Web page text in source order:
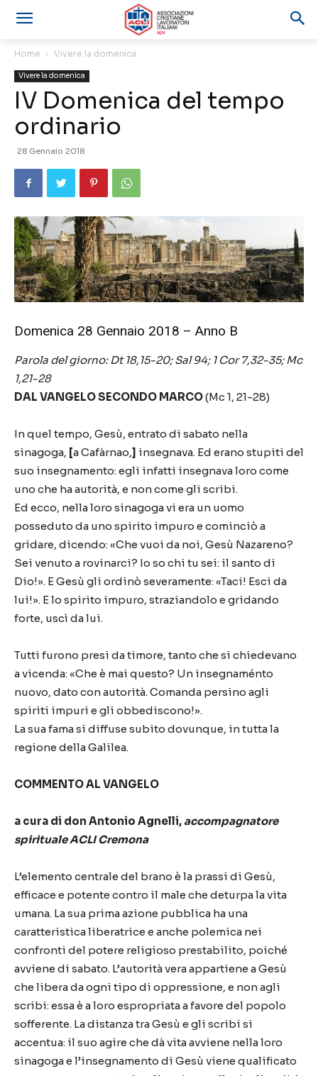
Home Vivere la domenica
Vivere la domenica
IV Domenica del tempo
ordinario
28 Gennaio 2018
Domenica 28 Gennaio 2018 – Anno B
Parola del giorno:Dt 18,15-20;Sal 94; 1 Cor 7,32-35;Mc
1,21-28
DAL VANGELO SECONDO MARCO(Mc 1, 21-28)
In quel tempo, Gesù, entrato di sabato nella
sinagoga, [a Cafàrnao,] insegnava. Ed erano stupiti del
suo insegnamento: egli infatti insegnava loro come
uno che ha autorità, e non come gli scribi.
Ed ecco, nella loro sinagoga vi era un uomo
posseduto da uno spirito impuro e cominciò a
gridare, dicendo: «Che vuoi da noi, Gesù Nazareno?
Sei venuto a rovinarci? Io so chi tu sei: il santo di
Dio!». E Gesù gli ordinò severamente: «Taci! Esci da
lui!». E lo spirito impuro, straziandolo e gridando
forte, uscì da lui.
Tutti furono presi da timore, tanto che si chiedevano
a vicenda: «Che è mai questo? Un insegnaménto
nuovo, dato con autorità. Comanda persino agli
spiriti impuri e gli obbediscono!».
La sua fama si diffuse subito dovunque, in tutta la
regione della Galilea.
COMMENTO AL VANGELO
a cura di don Antonio Agnelli, accompagnatore
spirituale ACLI Cremona
L’elemento centrale del brano è la prassi di Gesù,
efficace e potente contro il male che deturpa la vita
umana. La sua prima azione pubblica ha una
caratteristica liberatrice e anche polemica nei
confronti del potere religioso prestabilito, poiché
avviene di sabato. L’autorità vera appartiene a Gesù
che libera da ogni tipo di oppressione, e non agli
scribi: essa è a loro espropriata a favore del popolo
sofferente. La distanza tra Gesù e gli scribi si
accentua: il suo agire che dà vita avviene nella loro
sinagoga e l’insegnamento di Gesù viene qualificato